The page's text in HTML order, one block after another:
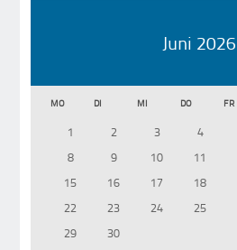
Juni 2026
MO DI MI DO FR
1 2 3 4
8
9 10 11
15
16 17 18
22
23 24 25
29
30